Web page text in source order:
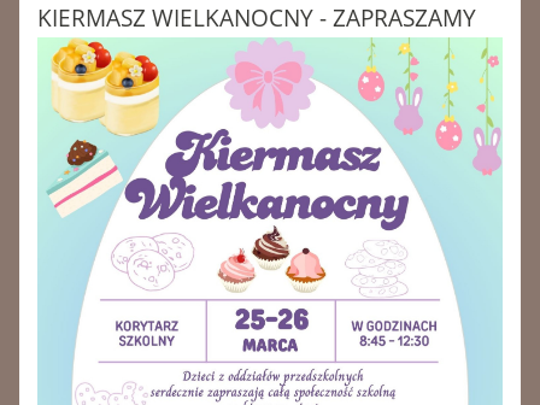
KIERMASZ WIELKANOCNY - ZAPRASZAMY